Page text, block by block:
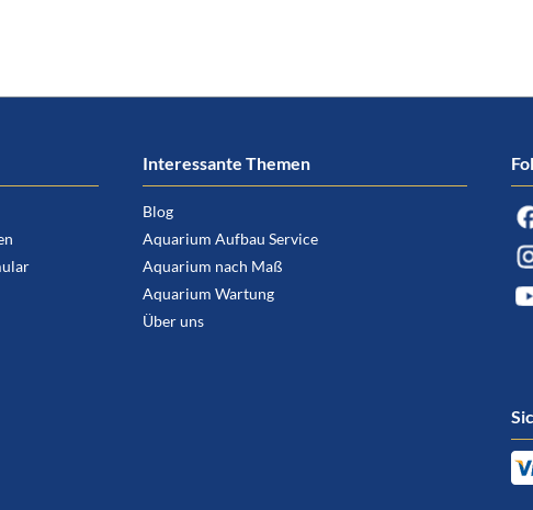
Interessante Themen
Blog
Aquarium Aufbau Service
Aquarium nach Maß
Aquarium Wartung
Über uns